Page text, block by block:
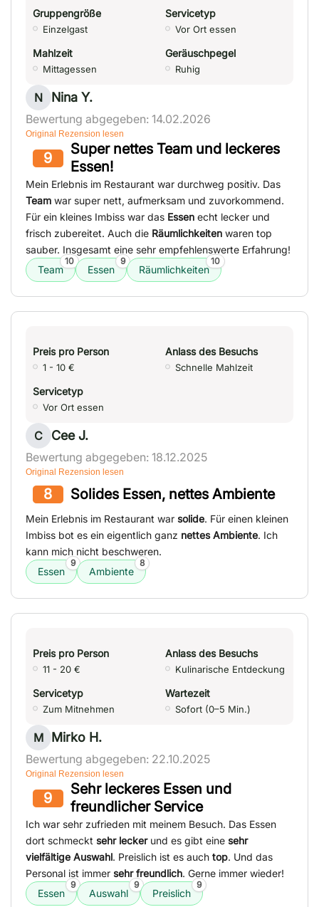
Gruppengröße
Einzelgast
Servicetyp
Vor Ort essen
Mahlzeit
Mittagessen
Geräuschpegel
Ruhig
N Nina Y.
Bewertung abgegeben: 14.02.2026
Original Rezension lesen
9
Super nettes Team und leckeres
Essen!
Mein Erlebnis im Restaurant war durchweg positiv. Das
Team war super nett, aufmerksam und zuvorkommend.
Für ein kleines Imbiss war das Essen echt lecker und
frisch zubereitet. Auch die Räumlichkeiten waren top
sauber. Insgesamt eine sehr empfehlenswerte Erfahrung!
Team
10
Essen
9
Räumlichkeiten
10
Preis pro Person
1 - 10 €
Anlass des Besuchs
Schnelle Mahlzeit
Servicetyp
Vor Ort essen
C Cee J.
Bewertung abgegeben: 18.12.2025
Original Rezension lesen
8 Solides Essen, nettes Ambiente
Mein Erlebnis im Restaurant war solide. Für einen kleinen
Imbiss bot es ein eigentlich ganz nettes Ambiente. Ich
kann mich nicht beschweren.
Essen
9
Ambiente
8
Preis pro Person
11 - 20 €
Anlass des Besuchs
Kulinarische Entdeckung
Servicetyp
Zum Mitnehmen
Wartezeit
Sofort (0–5 Min.)
M Mirko H.
Bewertung abgegeben: 22.10.2025
Original Rezension lesen
9
Sehr leckeres Essen und
freundlicher Service
Ich war sehr zufrieden mit meinem Besuch. Das Essen
dort schmeckt sehr leckerund es gibt eine sehr
vielfältige Auswahl. Preislich ist es auch top. Und das
Personal ist immer sehr freundlich. Gerne immer wieder!
Essen
9
Auswahl
9
Preislich
9